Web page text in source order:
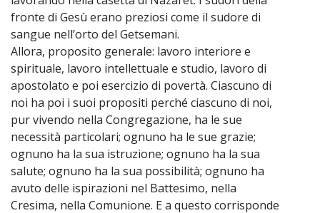
fronte di Gesù erano preziosi come il sudore di
sangue nell’orto del Getsemani.
Allora, proposito generale: lavoro interiore e
spirituale, lavoro intellettuale e studio, lavoro di
apostolato e poi esercizio di povertà. Ciascuno di
noi ha poi i suoi propositi perché ciascuno di noi,
pur vivendo nella Congregazione, ha le sue
necessità particolari; ognuno ha le sue grazie;
ognuno ha la sua istruzione; ognuno ha la sua
salute; ognuno ha la sua possibilità; ognuno ha
avuto delle ispirazioni nel Battesimo, nella
Cresima, nella Comunione. E a questo corrisponde